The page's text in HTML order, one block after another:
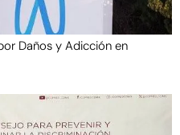
Daños y Adicción en